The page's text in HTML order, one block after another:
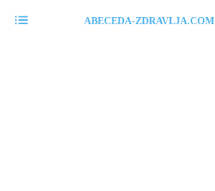
ABECEDA-ZDRAVLJA.COM